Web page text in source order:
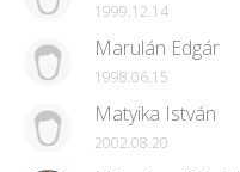
1999.12.14
Marulán Edgár
1998.06.15
Matyika István
2002.08.20